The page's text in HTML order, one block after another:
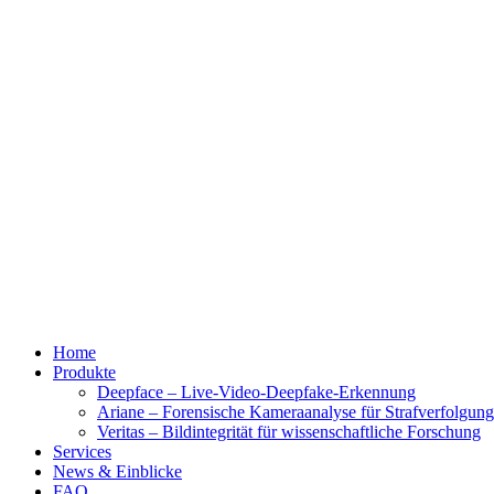
Home
Produkte
Deepface – Live-Video-Deepfake-Erkennung
Ariane – Forensische Kameraanalyse für
Veritas – Bildintegrität für wissenschaftliche Forschung
Services
News & Einblicke